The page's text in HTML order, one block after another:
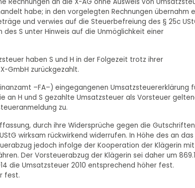
an die X-AG ohne Ausweis von
habe; in den vorgelegten Rechnungen übernahm
und verwies auf die Steuerbefreiung des § 25c
des S unter Hinweis auf die Unmöglichkeit einer
haben S und H in der Folgezeit trotz ihrer
GmbH zurückgezahlt.
–FA–) eingegangenen Umsatzsteuererklärung
an H und S gezahlte Umsatzsteuer als Vorsteuer
zu.
durch ihre Widersprüche gegen die Gutschriften
wirksam rückwirkend widerrufen. In Höhe des an
jedoch infolge der Kooperation der Klägerin mit
Der Vorsteuerabzug der Klägerin sei daher um
die Umsatzsteuer 2010 entsprechend höher fest.
fest.